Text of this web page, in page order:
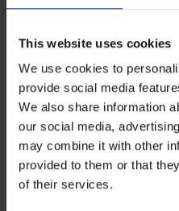
This website uses cookies
We use cookies to
provide social media
We also share information
our social media,
may combine it with other
provided to them or that
of their services.
Sale -60%
-20 % GET20